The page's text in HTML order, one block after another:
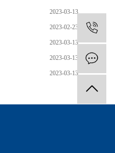
2023-03-13
2023-02-23
2023-03-13
2023-03-13
2023-03-13